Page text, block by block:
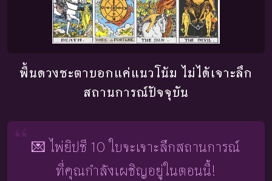
พื้นดวงชะตาบอกแค่แนวโน้ม ไม่ได้เจาะลึก
สถานการณ์ปัจจุบัน
💌 ไพ่ยิปซี 10 ใบจะเจาะลึกสถานการณ์
ที่คุณกำลังเผชิญอยู่ในตอนนี้!